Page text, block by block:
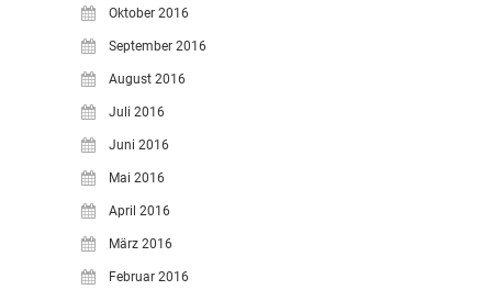
Oktober 2016
September 2016
August 2016
Juli 2016
Juni 2016
Mai 2016
April 2016
März 2016
Februar 2016